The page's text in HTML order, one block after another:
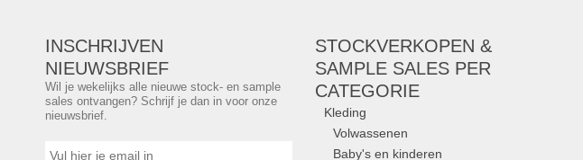
INSCHRIJVEN
NIEUWSBRIEF
Wil je wekelijks alle nieuwe stock- en sample
sales ontvangen? Schrijf je dan in voor onze
nieuwsbrief.
STOCKVERKOPEN &
SAMPLE SALES PER
CATEGORIE
Kleding
Volwassenen
Baby's en kinderen